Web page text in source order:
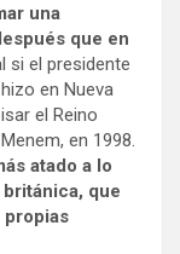
una
que en
si el presidente
en Nueva
el Reino
en 1998.
atado a lo
que
propias